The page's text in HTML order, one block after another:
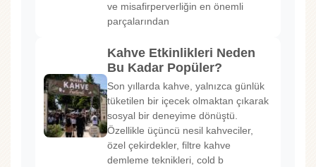
ve misafirperverliğin en önemli
parçalarından
Kahve Etkinlikleri Neden
Bu Kadar Popüler?
Son yıllarda kahve, yalnızca günlük
tüketilen bir içecek olmaktan çıkarak
sosyal bir deneyime dönüştü.
Özellikle üçüncü nesil kahveciler,
özel çekirdekler, filtre kahve
demleme teknikleri, cold b